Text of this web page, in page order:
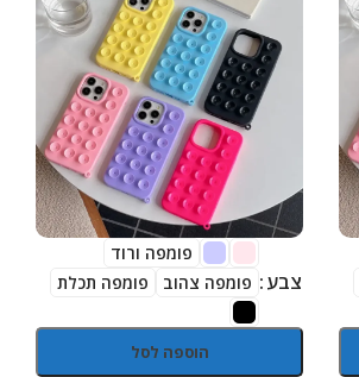
צבע
פומפה ורוד
פומפה צהוב
פומפה תכלת
הוספה לסל